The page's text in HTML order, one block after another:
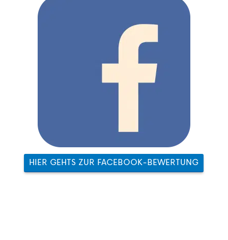
HIER GEHTS ZUR FACEBOOK-BEWERTUNG